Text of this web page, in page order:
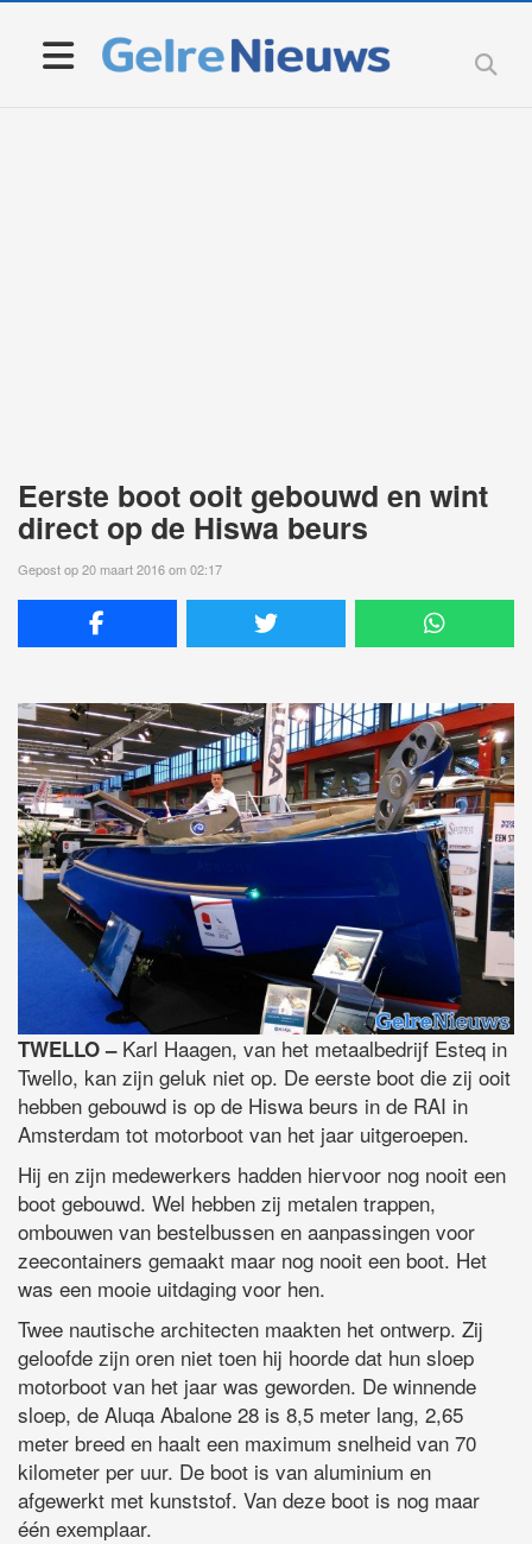
Eerste boot ooit gebouwd en wint
direct op de Hiswa beurs
Gepost op 20 maart 2016 om 02:17
TWELLO –Karl Haagen, van het metaalbedrijf Esteq in
Twello, kan zijn geluk niet op. De eerste boot die zij ooit
hebben gebouwd is op de Hiswa beurs in de RAI in
Amsterdam tot motorboot van het jaar uitgeroepen.
Hij en zijn medewerkers hadden hiervoor nog nooit een
boot gebouwd. Wel hebben zij metalen trappen,
ombouwen van bestelbussen en aanpassingen voor
zeecontainers gemaakt maar nog nooit een boot. Het
was een mooie uitdaging voor hen.
Twee nautische architecten maakten het ontwerp. Zij
geloofde zijn oren niet toen hij hoorde dat hun sloep
motorboot van het jaar was geworden. De winnende
sloep, de Aluqa Abalone 28 is 8,5 meter lang, 2,65
meter breed en haalt een maximum snelheid van 70
kilometer per uur. De boot is van aluminium en
afgewerkt met kunststof. Van deze boot is nog maar
één exemplaar.